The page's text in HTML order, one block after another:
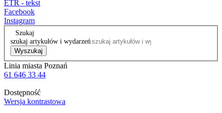
ETR - tekst
Facebook
Instagram
Szukaj
szukaj artykułów i wydarzeń
Wyszukaj
Linia miasta Poznań
61 646 33 44
Dostępność
Wersja kontrastowa